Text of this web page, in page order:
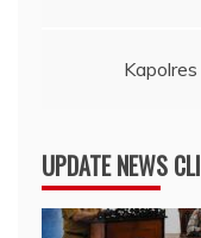
UPDATE NEWS